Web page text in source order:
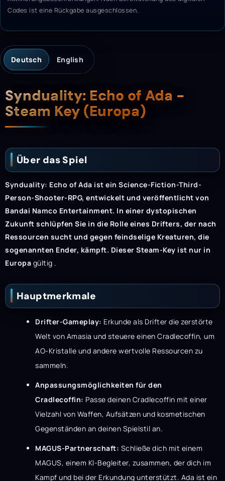
Codes ist eine Rückgabe ausgeschlossen.
Deutsch English
Beschreibung
Synduality: Echo of Ada -
Steam Key (Europa)
Über das Spiel
Synduality: Echo of Ada ist ein Science-Fiction-Third-
Person-Shooter-RPG, entwickelt und veröffentlicht von
Bandai Namco Entertainment. In einer dystopischen
Zukunft schlüpfen Sie in die Rolle eines Drifters, der nach
Ressourcen sucht und gegen feindselige Kreaturen, die
sogenannten Ender, kämpft. Dieser Steam-Key ist nur in
Europa gültig .
Hauptmerkmale
Drifter-Gameplay: Erkunde als Drifter die zerstörte
Welt von Amasia und steuere einen Cradlecoffin, um
AO-Kristalle und andere wertvolle Ressourcen zu
sammeln.
Anpassungsmöglichkeiten für den
Cradlecoffin: Passe deinen Cradlecoffin mit einer
Vielzahl von Waffen, Aufsätzen und kosmetischen
Gegenständen an deinen Spielstil an.
MAGUS-Partnerschaft: Schließe dich mit einem
MAGUS, einem KI-Begleiter, zusammen, der dich im
Kampf und bei der Erkundung unterstützt. Ada ist ein